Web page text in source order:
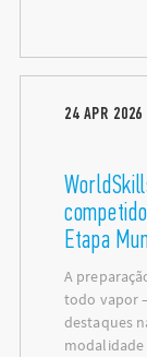
24 APR 2026
Etapa
A
todo vapor
destaques
modalidade